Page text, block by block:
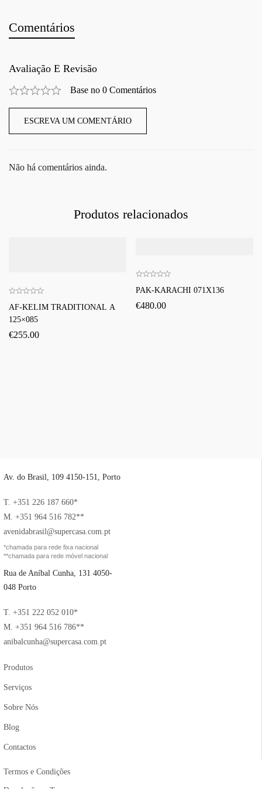
Comentários
Avaliação E Revisão
Base no 0 Comentários
ESCREVA UM COMENTÁRIO
Não há comentários ainda.
Produtos relacionados
AF-KELIM TRADITIONAL A
125×085
€255.00
PAK-KARACHI 071X136
€480.00
Av. do Brasil, 109 4150-151, Porto
T. +351 226 187 660*
M. +351 964 516 782**
avenidabrasil@supercasa.com.pt
*chamada para rede fixa nacional
**chamada para rede móvel nacional
Rua de Aníbal Cunha, 131 4050-
048 Porto
T. +351 222 052 010*
M. +351 964 516 786**
anibalcunha@supercasa.com.pt
Produtos
Serviços
Sobre Nós
Blog
Contactos
Termos e Condições